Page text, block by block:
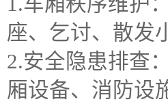
座、乞讨、散发
2.安全隐患排查
厢设备、消防设